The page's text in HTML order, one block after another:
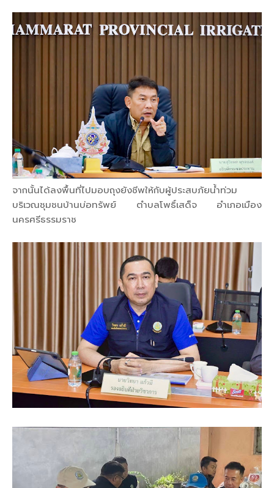
จากนั้นได้ลงพื้นที่ไปมอบถุงยังชีพให้กับผู้ประสบภัยน้ำท่วม
บริเวณชุมชนบ้านบ่อทรัพย์ ตำบลโพธิ์เสด็จ อำเภอเมือง
นครศรีธรรมราช